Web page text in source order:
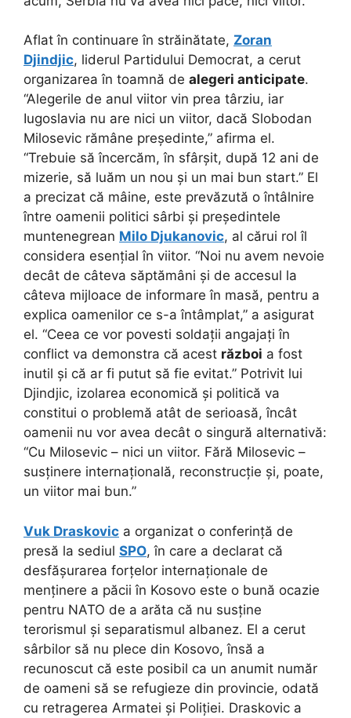
Aflat în continuare în străinătate, Zoran
Djindjic, liderul Partidului Democrat, a cerut
organizarea în toamnă de alegeri anticipate.
“Alegerile de anul viitor vin prea târziu, iar
Iugoslavia nu are nici un viitor, dacă Slobodan
Milosevic rămâne președinte,” afirma el.
“Trebuie să încercăm, în sfârșit, după 12 ani de
mizerie, să luăm un nou și un mai bun start.” El
a precizat că mâine, este prevăzută o întâlnire
între oamenii politici sârbi și președintele
muntenegrean Milo Djukanovic, al cărui rol îl
considera esențial în viitor. “Noi nu avem nevoie
decât de câteva săptămâni și de accesul la
câteva mijloace de informare în masă, pentru a
explica oamenilor ce s-a întâmplat,” a asigurat
el. “Ceea ce vor povesti soldații angajați în
conflict va demonstra că acest război a fost
inutil și că ar fi putut să fie evitat.” Potrivit lui
Djindjic, izolarea economică și politică va
constitui o problemă atât de serioasă, încât
oamenii nu vor avea decât o singură alternativă:
“Cu Milosevic – nici un viitor. Fără Milosevic –
susținere internațională, reconstrucție și, poate,
un viitor mai bun.”
Vuk Draskovic a organizat o conferință de
presă la sediul SPO, în care a declarat că
desfășurarea forțelor internaționale de
menținere a păcii în Kosovo este o bună ocazie
pentru NATO de a arăta că nu susține
terorismul și separatismul albanez. El a cerut
sârbilor să nu plece din Kosovo, însă a
recunoscut că este posibil ca un anumit număr
de oameni să se refugieze din provincie, odată
cu retragerea Armatei și Poliției. Draskovic a